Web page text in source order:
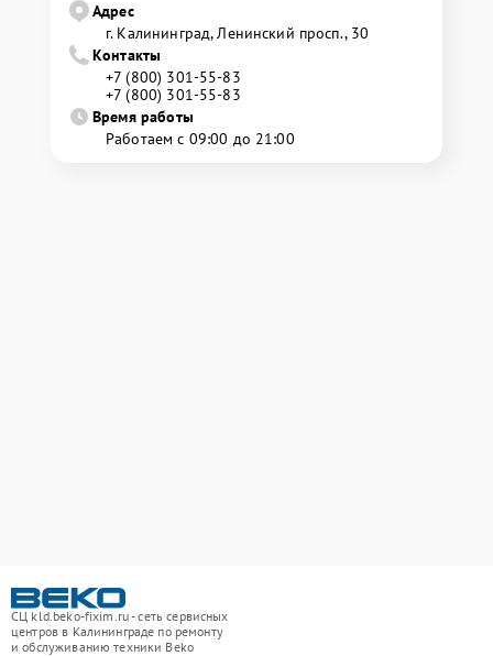
Адрес
г. Калининград, Ленинский просп., 30
Контакты
+7 (800) 301-55-83
+7 (800) 301-55-83
Время работы
Работаем с 09:00 до 21:00
СЦ kld.beko-fixim.ru - сеть сервисных
центров в Калининграде по ремонту
и обслуживанию техники Beko